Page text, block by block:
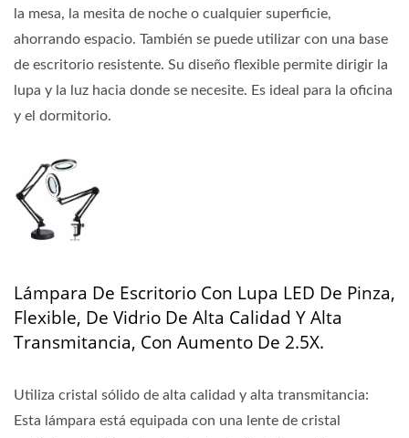
la mesa, la mesita de noche o cualquier superficie,
ahorrando espacio. También se puede utilizar con una base
de escritorio resistente. Su diseño flexible permite dirigir la
lupa y la luz hacia donde se necesite. Es ideal para la oficina
y el dormitorio.
Lámpara De Escritorio Con Lupa LED De Pinza,
Flexible, De Vidrio De Alta Calidad Y Alta
Transmitancia, Con Aumento De 2.5X.
Utiliza cristal sólido de alta calidad y alta transmitancia:
Esta lámpara está equipada con una lente de cristal